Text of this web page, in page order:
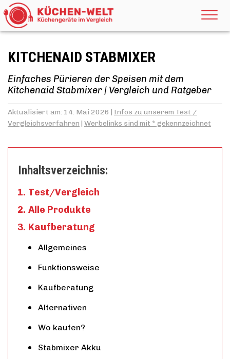
KITCHENAID STABMIXER
Einfaches Pürieren der Speisen mit dem
Kitchenaid Stabmixer | Vergleich und Ratgeber
Aktualisiert am: 14. Mai 2026 | Infos zu unserem Test /
Vergleichsverfahren | Werbelinks sind mit * gekennzeichnet
Inhaltsverzeichnis:
Test/Vergleich
Alle Produkte
Kaufberatung
Allgemeines
Funktionsweise
Kaufberatung
Alternativen
Wo kaufen?
Stabmixer Akku